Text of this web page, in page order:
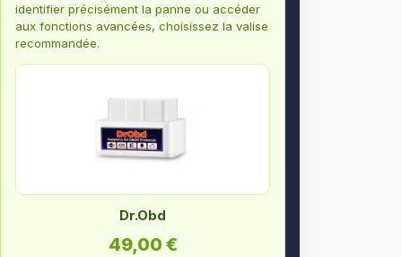
identifier précisément la panne ou accéder
aux fonctions avancées, choisissez la valise
recommandée.
Dr.Obd
49,00 €